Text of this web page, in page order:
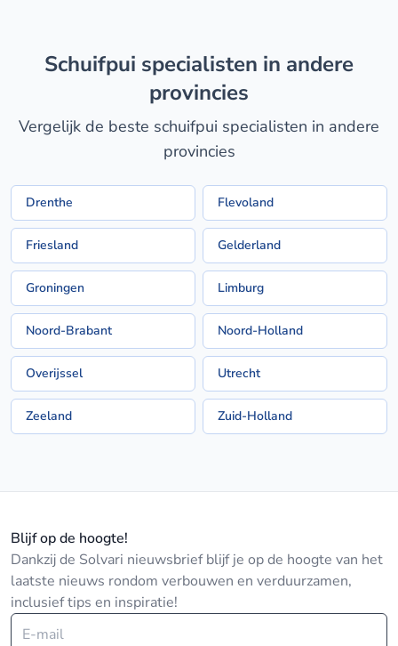
schuifpui specialisten in andere
provincies
Vergelijk de beste schuifpui specialisten in andere
provincies
Drenthe Flevoland
Friesland Gelderland
Groningen Limburg
Noord-Brabant Noord-Holland
Overijssel Utrecht
Zeeland Zuid-Holland
Blijf op de hoogte!
Dankzij de Solvari nieuwsbrief blijf je op de hoogte van het
laatste nieuws rondom verbouwen en verduurzamen,
inclusief tips en inspiratie!